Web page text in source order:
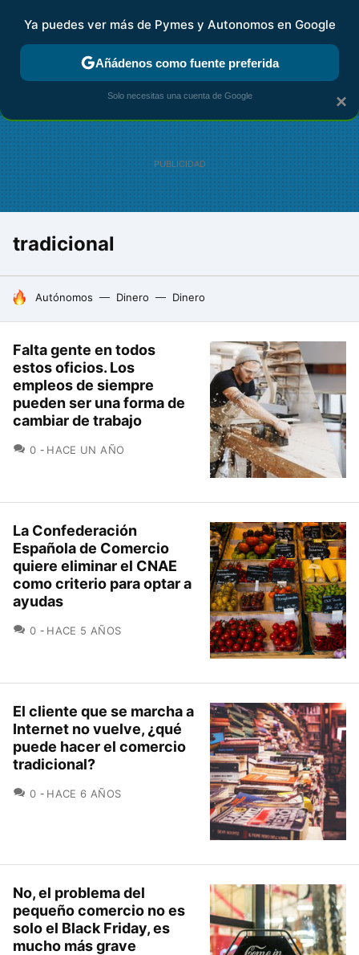
FISCALIDAD Y CONTABILIDAD KIT DIGITAL RENTA
tradicional
HOY SE HABLA DE
Autónomos Dinero Dinero
Falta gente en todos
estos oficios. Los
empleos de siempre
pueden ser una forma de
cambiar de trabajo
0 COMENTARIOS
HACE UN AÑO
La Confederación
Española de Comercio
quiere eliminar el CNAE
como criterio para optar a
ayudas
0 COMENTARIOS
HACE 5 AÑOS
El cliente que se marcha a
Internet no vuelve, ¿qué
puede hacer el comercio
tradicional?
0 COMENTARIOS
HACE 6 AÑOS
No, el problema del
pequeño comercio no es
solo el Black Friday, es
mucho más grave
×
Ya puedes ver más de Pymes y Autonomos en Google
Añádenos como fuente preferida
Solo necesitas una cuenta de Google